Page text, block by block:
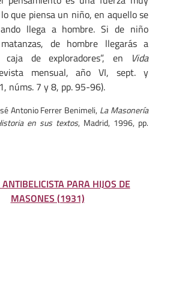
que piensa un niño, en aquello se
llega a hombre. Si de niño
de hombre llegarás a
caja de exploradores”, en
Vida
mensual, año VI, sept. y
núms. 7 y 8, pp. 95-96).
Antonio Ferrer Benimeli, La Masonería
en sus textos, Madrid, 1996, pp.
PARA HIJOS DE
MASONES (1931)